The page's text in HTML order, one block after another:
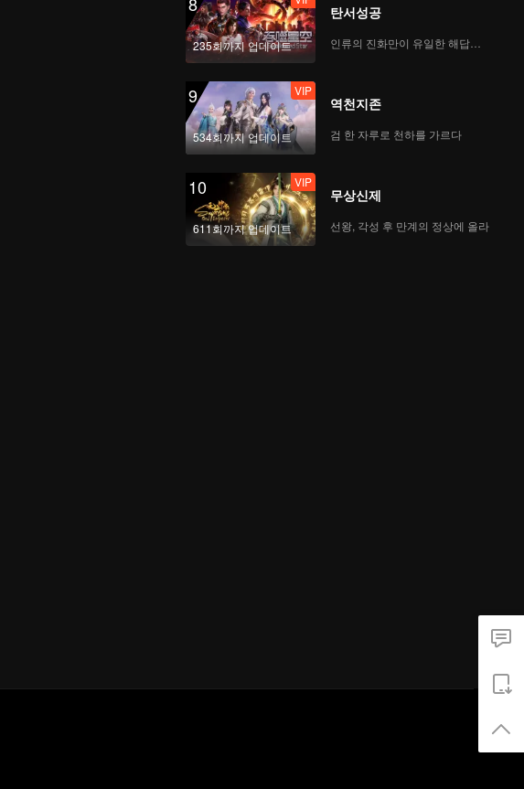
235회까지 업데이트
탄서성공
인류의 진화만이 유일한 해답이다
9
534회까지 업데이트
VIP
역천지존
검 한 자루로 천하를 가르다
10
611회까지 업데이트
VIP
무상신제
선왕, 각성 후 만계의 정상에 올라